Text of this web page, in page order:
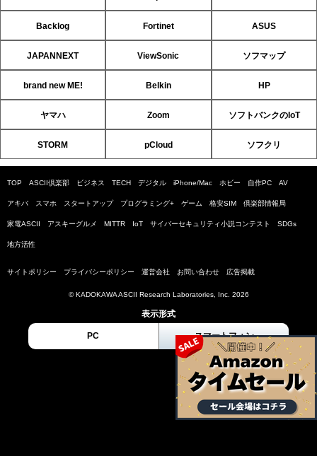
Backlog Fortinet ASUS
JAPANNEXT ViewSonic ソフマップ
brand new ME! Belkin HP
ヤマハ Zoom ソフトバンクのIoT
STORM pCloud ソフクリ
TOP ASCII倶楽部 ビジネス TECH デジタル iPhone/Mac ホビー 自作PC AV
アキバ スマホ スタートアップ プログラミング+ ゲーム 格安SIM 倶楽部情報局
家電ASCII アスキーグルメ MITTR IoT サイバーセキュリティ小説コンテスト SDGs
地方活性
サイトポリシー プライバシーポリシー 運営会社 お問い合わせ 広告掲載
© KADOKAWA ASCII Research Laboratories, Inc. 2026
表示形式
PC スマートフォン